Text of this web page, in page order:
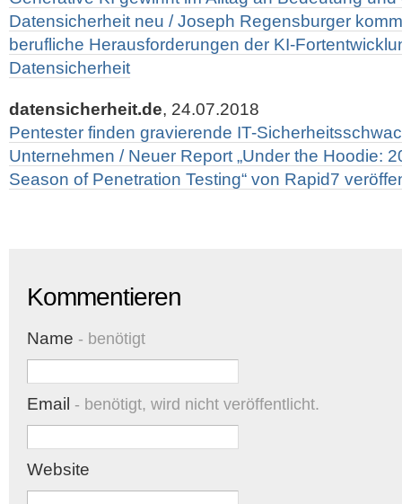
Datensicherheit neu / Joseph Regensburger
berufliche Herausforderungen der KI-
Datensicherheit
datensicherheit.de, 24.07.2018
Pentester finden gravierende IT-
Unternehmen / Neuer Report „Under the Hoodie:
Season of Penetration Testing“ von Rapid7
Kommentieren
Name - benötigt
Email - benötigt, wird nicht veröffentlicht.
Website